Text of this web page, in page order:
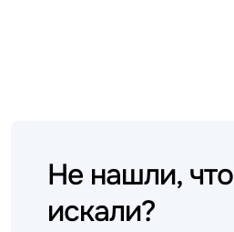
Не нашли, что
искали?